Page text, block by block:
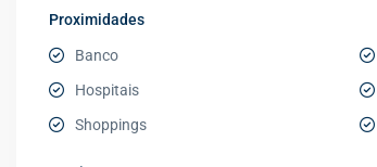
Proximidades
Banco
Hospitais
Shoppings